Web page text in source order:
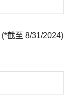
截至 8/31/2024)